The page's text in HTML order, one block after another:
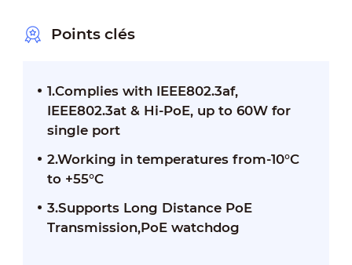
Points clés
1.Complies with IEEE802.3af,
IEEE802.3at & Hi-PoE, up to 60W for
single port
2.Working in temperatures from-10°C
to +55°C
3.Supports Long Distance PoE
Transmission,PoE watchdog